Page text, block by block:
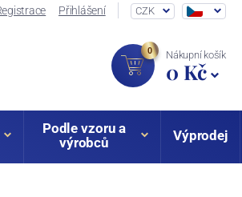
Přihlášení CZK
0 Nákupní košík
0 Kč
Podle vzoru a
výrobců
Výprodej